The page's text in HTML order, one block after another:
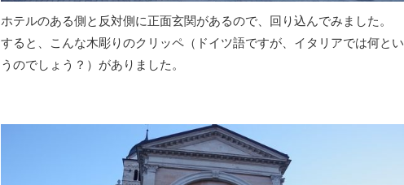
ホテルのある側と反対側に正面玄関があるので、回り込んでみました。
すると、こんな木彫りのクリッペ（ドイツ語ですが、イタリアでは何とい
うのでしょう？）がありました。